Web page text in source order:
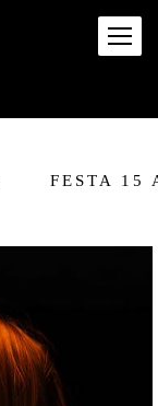
FESTA 15